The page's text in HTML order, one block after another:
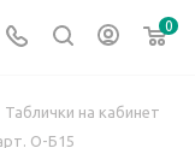
0
Таблички на кабинет
О-Б15